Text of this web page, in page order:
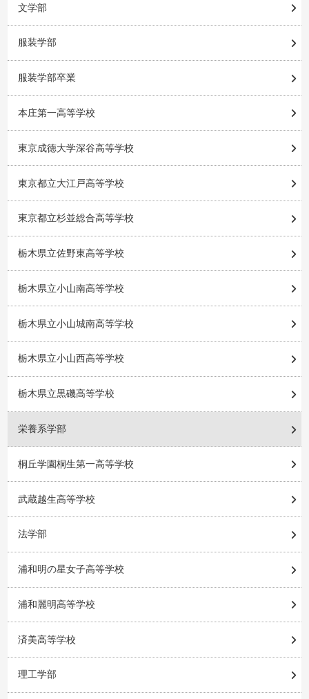
文学部
服装学部
服装学部卒業
本庄第一高等学校
東京成徳大学深谷高等学校
東京都立大江戸高等学校
東京都立杉並総合高等学校
栃木県立佐野東高等学校
栃木県立小山南高等学校
栃木県立小山城南高等学校
栃木県立小山西高等学校
栃木県立黒磯高等学校
栄養系学部
桐丘学園桐生第一高等学校
武蔵越生高等学校
法学部
浦和明の星女子高等学校
浦和麗明高等学校
済美高等学校
理工学部